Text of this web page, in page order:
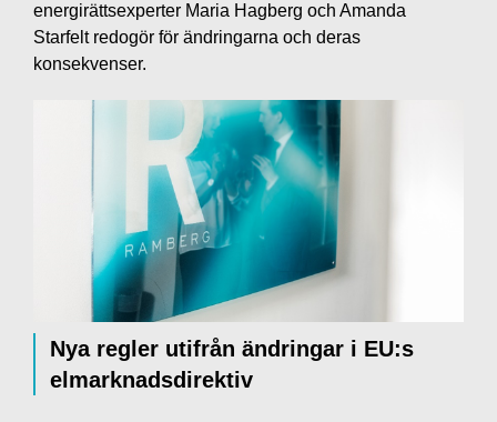
energirättsexperter Maria Hagberg och Amanda
Starfelt redogör för ändringarna och deras
konsekvenser.
Nya regler utifrån ändringar i EU:s
elmarknadsdirektiv